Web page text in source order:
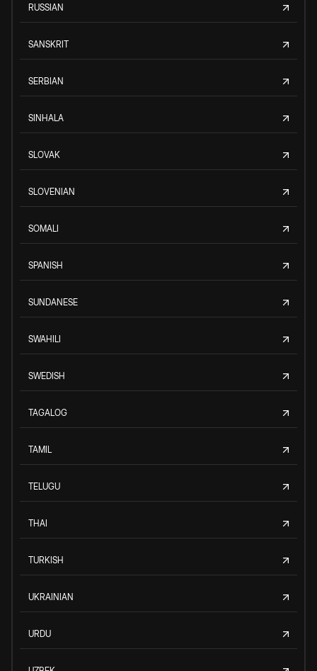
RUSSIAN
SANSKRIT
SERBIAN
SINHALA
SLOVAK
SLOVENIAN
SOMALI
SPANISH
SUNDANESE
SWAHILI
SWEDISH
TAGALOG
TAMIL
TELUGU
THAI
TURKISH
UKRAINIAN
URDU